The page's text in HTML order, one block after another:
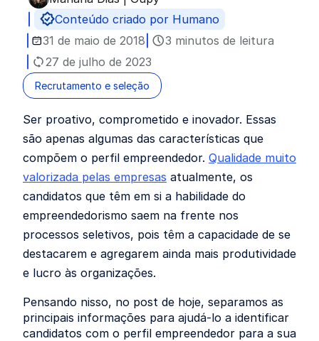
Publicado por
Conteúdo criado por Humano
31 de maio de 2018
3 minutos de leitura
27 de julho de 2023
Recrutamento e seleção
Ser proativo, comprometido e inovador. Essas
são apenas algumas das características que
compõem o perfil empreendedor. Qualidade muito
valorizada pelas empresas atualmente, os
candidatos que têm em si a habilidade do
empreendedorismo saem na frente nos
processos seletivos, pois têm a capacidade de se
destacarem e agregarem ainda mais produtividade
e lucro às organizações.
Pensando nisso, no post de hoje, separamos as
principais informações para ajudá-lo a identificar
candidatos com o perfil empreendedor para a sua